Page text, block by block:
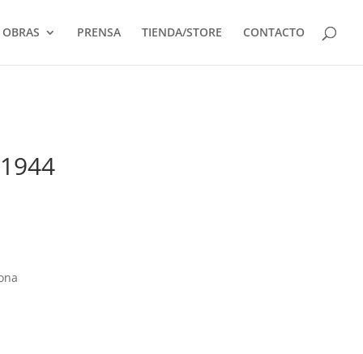
OBRAS PRENSA TIENDA/STORE CONTACTO